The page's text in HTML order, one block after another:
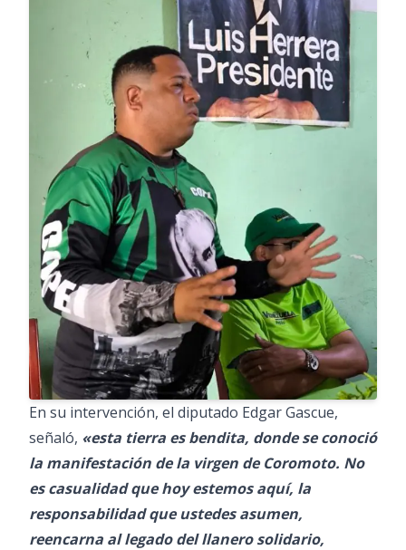
En su intervención, el diputado Edgar Gascue,
señaló, «esta tierra es bendita, donde se conoció
la manifestación de la virgen de Coromoto. No
es casualidad que hoy estemos aquí, la
responsabilidad que ustedes asumen,
reencarna al legado del llanero solidario,